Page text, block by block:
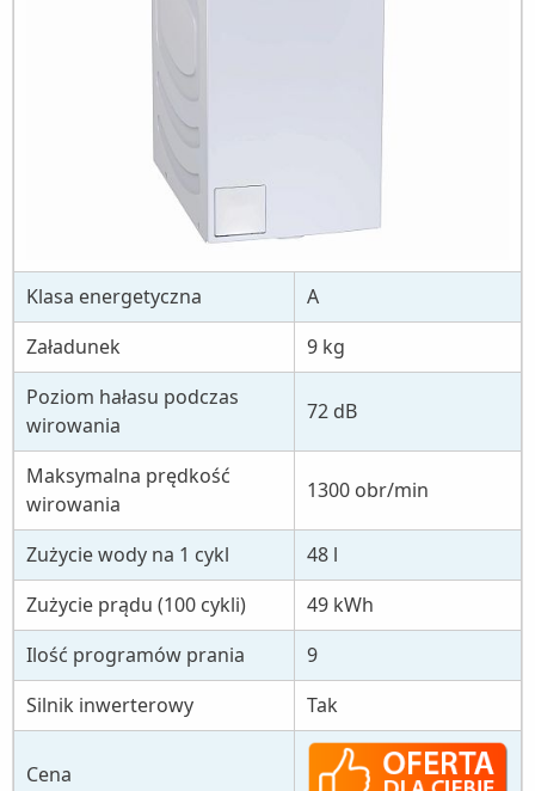
Klasa energetyczna
A
Załadunek
9 kg
Poziom hałasu podczas
wirowania
72 dB
Maksymalna prędkość
wirowania
1300 obr/min
Zużycie wody na 1 cykl
48 l
Zużycie prądu (100 cykli)
49 kWh
Ilość programów prania
9
Silnik inwerterowy
Tak
Cena